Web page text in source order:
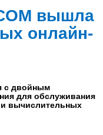
вышла
онлайн-
с двойным
для обслуживания
вычислительных